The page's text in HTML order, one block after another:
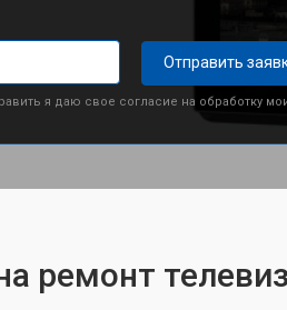
Отправить
я даю свое согласие на обработку
ремонт